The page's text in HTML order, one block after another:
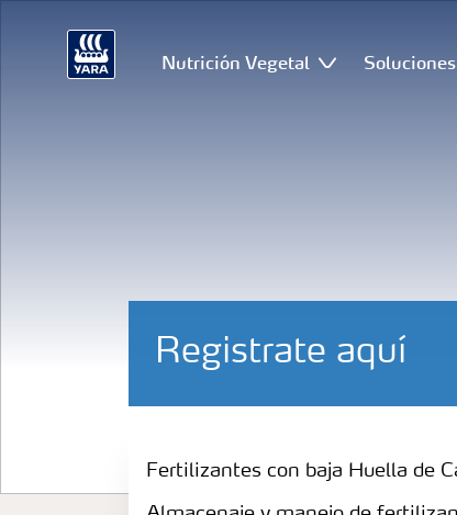
Nutrición Vegetal
Registrate aquí
Fertilizantes con baja Huella de